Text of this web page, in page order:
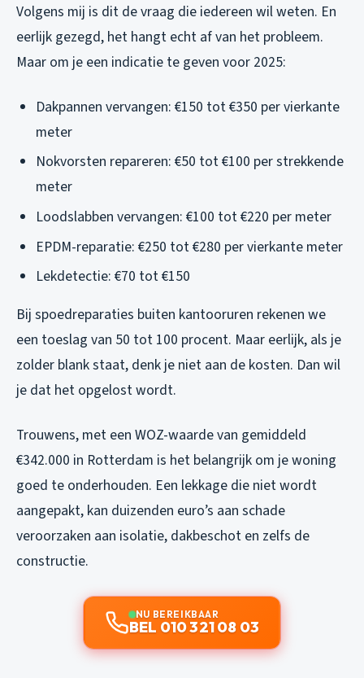
Volgens mij is dit de vraag die iedereen wil weten. En
eerlijk gezegd, het hangt echt af van het probleem.
Maar om je een indicatie te geven voor 2025:
Dakpannen vervangen: €150 tot €350 per vierkante
meter
Nokvorsten repareren: €50 tot €100 per strekkende
meter
Loodslabben vervangen: €100 tot €220 per meter
EPDM-reparatie: €250 tot €280 per vierkante meter
Lekdetectie: €70 tot €150
Bij spoedreparaties buiten kantooruren rekenen we
een toeslag van 50 tot 100 procent. Maar eerlijk, als je
zolder blank staat, denk je niet aan de kosten. Dan wil
je dat het opgelost wordt.
Trouwens, met een WOZ-waarde van gemiddeld
€342.000 in Rotterdam is het belangrijk om je woning
goed te onderhouden. Een lekkage die niet wordt
aangepakt, kan duizenden euro’s aan schade
veroorzaken aan isolatie, dakbeschot en zelfs de
constructie.
NU BEREIKBAAR
BEL 010 321 08 03